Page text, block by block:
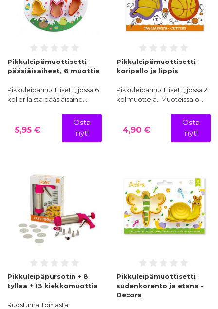
Pikkuleipämuottisetti
pääsiäisaiheet, 6 muottia
Pikkuleipämuottisetti, jossa 6
kpl erilaista pääsiäisaihe…
5,95 €
Osta
nyt!
Pikkuleipämuottisetti
koripallo ja lippis
Pikkuleipämuottisetti, jossa 2
kpl muotteja. Muoteissa o…
4,90 €
Osta
nyt!
Pikkuleipäpursotin + 8
tyllaa + 13 kiekkomuottia
Ruostumattomasta
Pikkuleipämuottisetti
sudenkorento ja etana -
Decora